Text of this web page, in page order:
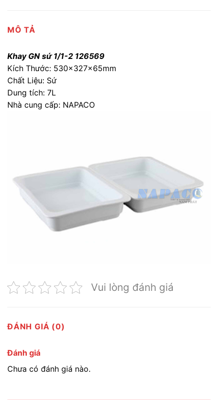
MÔ TẢ
Khay GN sứ 1/1-2 126569
Kích Thước: 530x327x65mm
Chất Liệu: Sứ
Dung tích: 7L
Nhà cung cấp: NAPACO
Vui lòng đánh giá
ĐÁNH GIÁ (0)
Đánh giá
Chưa có đánh giá nào.